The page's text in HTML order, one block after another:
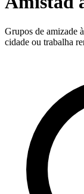
Grupos de amizade
cidade ou trabalha